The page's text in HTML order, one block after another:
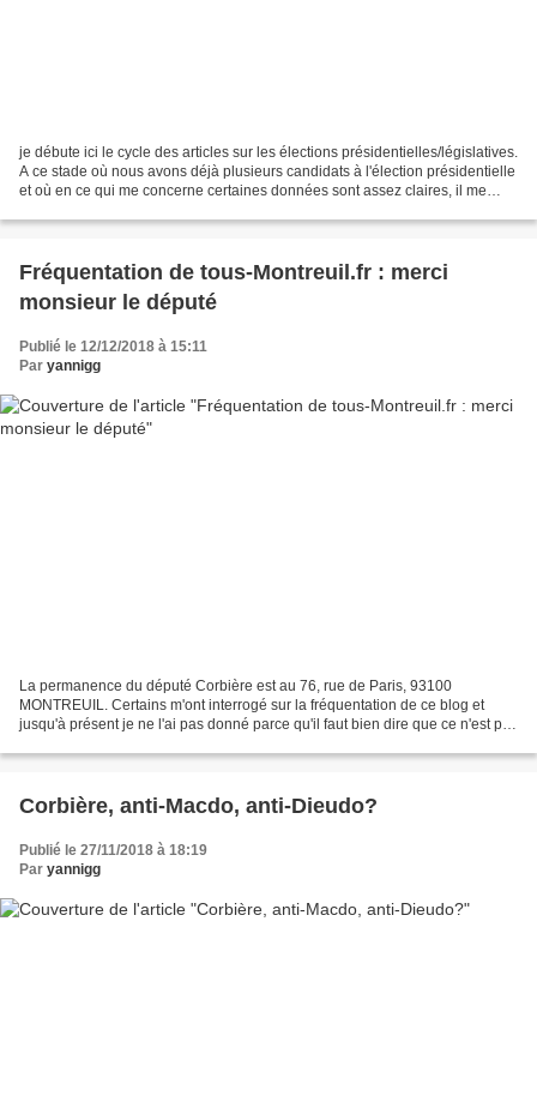
je débute ici le cycle des articles sur les élections présidentielles/législatives.
A ce stade où nous avons déjà plusieurs candidats à l'élection présidentielle
et où en ce qui me concerne certaines données sont assez claires, il me
Fréquentation de tous-Montreuil.fr : merci
monsieur le député
Publié le 12/12/2018 à 15:11
Par yannigg
La permanence du député Corbière est au 76, rue de Paris, 93100
MONTREUIL. Certains m'ont interrogé sur la fréquentation de ce blog et
jusqu'à présent je ne l'ai pas donné parce qu'il faut bien dire que ce n'est pas
Corbière, anti-Macdo, anti-Dieudo?
Publié le 27/11/2018 à 18:19
Par yannigg